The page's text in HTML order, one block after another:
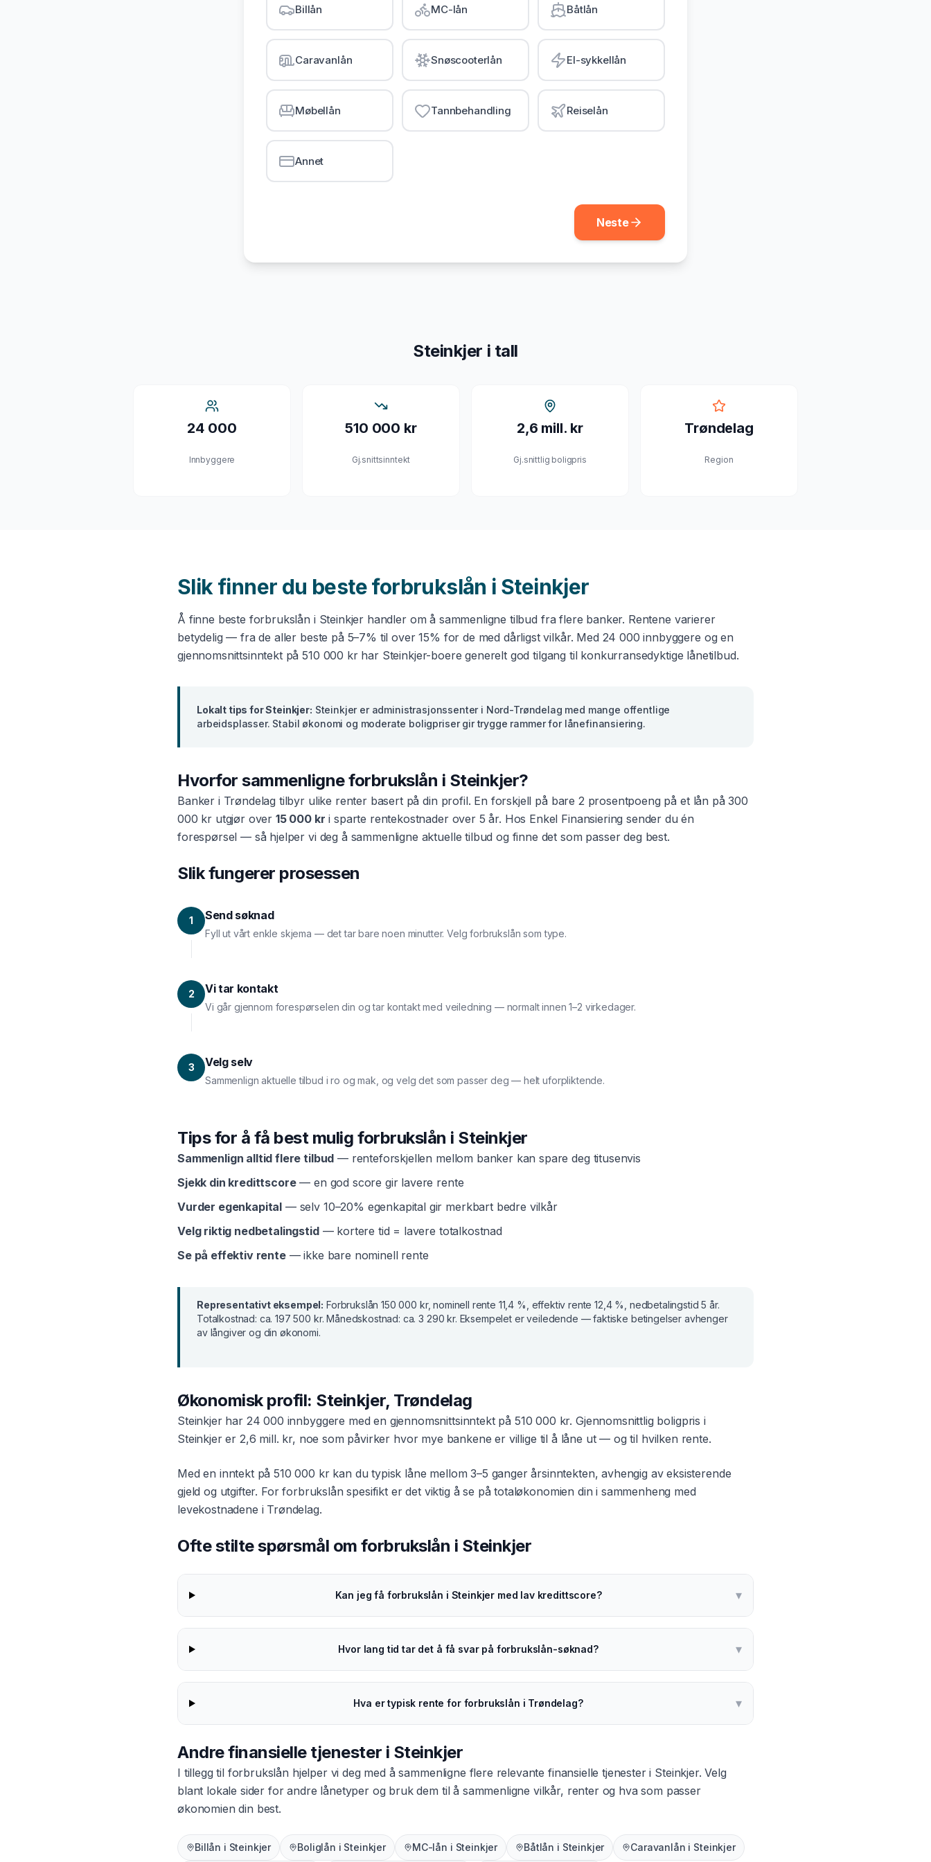
Billån MC-lån Båtlån
Caravanlån Snøscooterlån El-sykkellån
Møbellån Tannbehandling Reiselån
Annet
Neste
Steinkjer i tall
24 000
Innbyggere
510 000 kr
Gj.snittsinntekt
2,6 mill. kr
Gj.snittlig boligpris
Trøndelag
Region
Slik finner du besteforbrukslån i Steinkjer
Å finne beste forbrukslån i Steinkjer handler om å sammenligne tilbud fra flere banker. Rentene varierer
betydelig — fra de aller beste på 5–7% til over 15% for de med dårligst vilkår. Med 24 000 innbyggere og en
gjennomsnittsinntekt på510 000 krhar Steinkjer-boere generelt god tilgang til konkurransedyktige lånetilbud.
Lokalt tips forSteinkjer: Steinkjer er administrasjonssenter i Nord-Trøndelag med mange offentlige
arbeidsplasser. Stabil økonomi og moderate boligpriser gir trygge rammer for lånefinansiering.
Hvorfor sammenligneforbrukslån i Steinkjer?
Banker i Trøndelag tilbyr ulike renter basert på din profil. En forskjell på bare 2 prosentpoeng på et lån på 300
000 kr utgjør over 15 000 kr i sparte rentekostnader over 5 år. Hos Enkel Finansiering sender du én
forespørsel — så hjelper vi deg å sammenligne aktuelle tilbud og finne det som passer deg best.
Slik fungerer prosessen
1 Send søknad
Fyll ut vårt enkle skjema — det tar bare noen minutter. Velg forbrukslån som type.
2 Vi tar kontakt
Vi går gjennom forespørselen din og tar kontakt med veiledning — normalt innen 1–2 virkedager.
3 Velg selv
Sammenlign aktuelle tilbud i ro og mak, og velg det som passer deg — helt uforpliktende.
Tips for å få best muligforbrukslån i Steinkjer
Sammenlign alltid flere tilbud — renteforskjellen mellom banker kan spare deg titusenvis
Sjekk din kredittscore— en god score gir lavere rente
Vurder egenkapital — selv 10–20% egenkapital gir merkbart bedre vilkår
Velg riktig nedbetalingstid— kortere tid = lavere totalkostnad
Se på effektiv rente— ikke bare nominell rente
Representativt eksempel: Forbrukslån 150 000 kr, nominell rente 11,4 % , effektiv rente12,4 % , nedbetalingstid5 år.
Totalkostnad: ca. 197 500 kr. Månedskostnad: ca. 3 290 kr. Eksempelet er veiledende — faktiske betingelser avhenger
av långiver og din økonomi.
Økonomisk profil: Steinkjer, Trøndelag
Steinkjerhar 24 000 innbyggere med en gjennomsnittsinntekt på 510 000 kr. Gjennomsnittlig boligpris i
Steinkjerer 2,6 mill. kr, noe som påvirker hvor mye bankene er villige til å låne ut — og til hvilken rente.
Med en inntekt på510 000 krkan du typisk låne mellom 3–5 ganger årsinntekten, avhengig av eksisterende
gjeld og utgifter. Forforbrukslån spesifikt er det viktig å se på totaløkonomien din i sammenheng med
levekostnadene i Trøndelag.
Ofte stilte spørsmål omforbrukslån i Steinkjer
Kan jeg få forbrukslån i Steinkjer med lav kredittscore? ▾
Hvor lang tid tar det å få svar på forbrukslån-søknad? ▾
Hva er typisk rente for forbrukslån i Trøndelag? ▾
Andre finansielle tjenester i Steinkjer
I tillegg til forbrukslån hjelper vi deg med å sammenligne flere relevante finansielle tjenester i Steinkjer. Velg
blant lokale sider for andre lånetyper og bruk dem til å sammenligne vilkår, renter og hva som passer
økonomien din best.
Billån i Steinkjer Boliglån i Steinkjer MC-lån i Steinkjer Båtlån i Steinkjer Caravanlån i Steinkjer